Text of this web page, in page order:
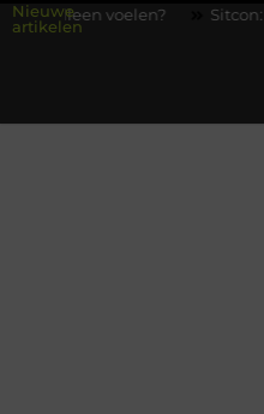
Nieuwe
artikelen
Sitcon: slimme